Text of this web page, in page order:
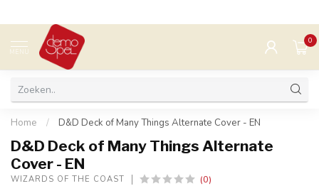
MENU
0
Home / D&D Deck of Many Things Alternate Cover - EN
D&D Deck of Many Things Alternate
Cover - EN
WIZARDS OF THE COAST (0)